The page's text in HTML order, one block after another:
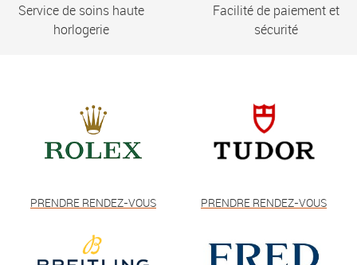
Service de soins haute
horlogerie
Facilité de paiement et
sécurité
PRENDRE RENDEZ-VOUS PRENDRE RENDEZ-VOUS